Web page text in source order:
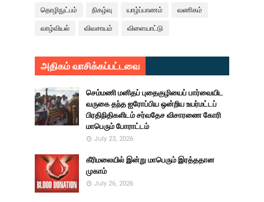
தொழிநுட்பம் நிகழ்வு யாழ்ப்பாணம் வணிகம்
வாழ்வியல் விவசாயம் விளையாட்டு
அதிகம் வாசிக்கப்பட்டவை
செம்மணி மனிதப் புதைகுழியைப் பார்வையிட
வருகை தந்த ஐரோப்பிய ஒன்றிய உயர்மட்டப்
பிரதிநிதிகளிடம் சர்வதேச விசாரணை கோரி
மாபெரும் போராட்டம்
July 23, 2026
கீரிமலையில் இன்று மாபெரும் இரத்ததான
முகாம்
July 26, 2026